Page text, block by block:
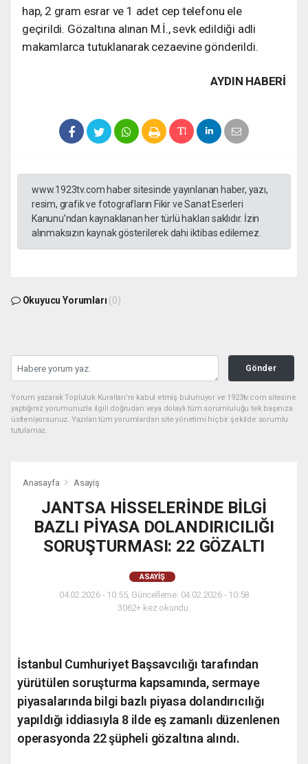
hap, 2 gram esrar ve 1 adet cep telefonu ele
geçirildi. Gözaltına alınan M.İ., sevk edildiği adli
makamlarca tutuklanarak cezaevine gönderildi.
AYDIN HABERİ
www.1923tv.com haber sitesinde yayınlanan haber, yazı,
resim, grafik ve fotografların Fikir ve Sanat Eserleri
Kanunu’ndan kaynaklanan her türlü hakları saklıdır. İzin
alınmaksızın kaynak gösterilerek dahi iktibas edilemez.
Okuyucu Yorumları (0)
Gönder
Yorum yazarak Topluluk Kuralları’nı kabul etmiş bulunuyor ve 1923tv.com sitesine
yaptığınız yorumunuzla ilgili doğrudan veya dolaylı tüm sorumluluğu tek başınıza
üstleniyorsunuz. Yazılan tüm yorumlardan site yönetimi hiçbir şekilde sorumlu
tutulamaz.
Anasayfa Asayiş
JANTSA HİSSELERİNDE BİLGİ
BAZLI PİYASA DOLANDIRICILIĞI
SORUŞTURMASI: 22 GÖZALTI
ASAYIŞ
04.02.2026 - 10:55, Güncelleme: 04.02.2026 - 10:58
3062+ kez okundu.
İstanbul Cumhuriyet Başsavcılığı tarafından
yürütülen soruşturma kapsamında, sermaye
piyasalarında bilgi bazlı piyasa dolandırıcılığı
yapıldığı iddiasıyla 8 ilde eş zamanlı düzenlenen
operasyonda 22 şüpheli gözaltına alındı.